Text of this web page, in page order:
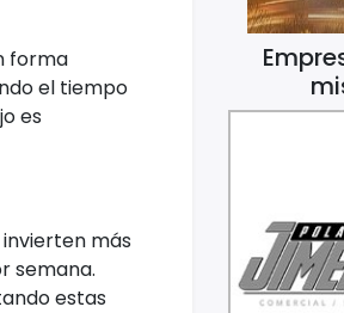
forma
el tiempo
es
más
semana.
estas